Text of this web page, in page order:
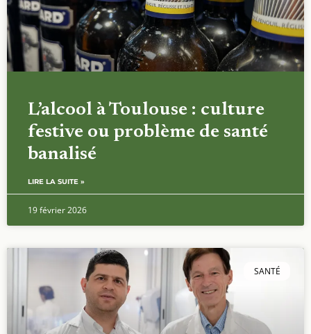
L’alcool à Toulouse : culture
festive ou problème de santé
banalisé
LIRE LA SUITE »
19 février 2026
SANTÉ